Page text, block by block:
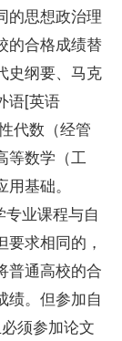
的思想政治理
的合格成绩替
纲要、 马克
语[英语
代数（经管
等数学（工
用基础。
业课程与自
求相同的，
普通高校的合
绩。但参加自
须参加论文